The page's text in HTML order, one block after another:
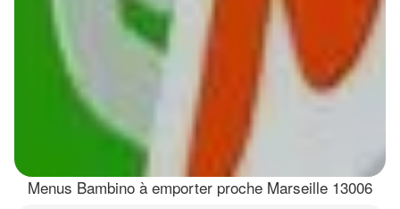
Menus Bambino à emporter proche Marseille 13006